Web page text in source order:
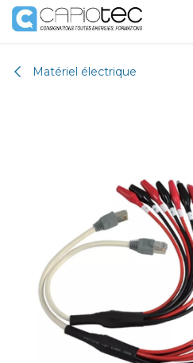
Se rendre au contenu
Matériel électrique